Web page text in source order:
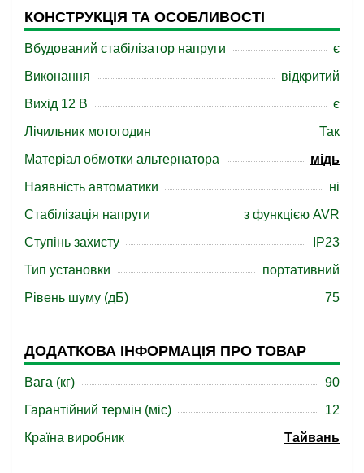
КОНСТРУКЦІЯ ТА ОСОБЛИВОСТІ
Вбудований стабілізатор напруги
є
Виконання
відкритий
Вихід 12 В
є
Лічильник мотогодин
Так
Матеріал обмотки альтернатора
мідь
Наявність автоматики
ні
Стабілізація напруги
з функцією AVR
Ступінь захисту
IP23
Тип установки
портативний
Рівень шуму (дБ)
75
ДОДАТКОВА ІНФОРМАЦІЯ ПРО ТОВАР
Вага (кг)
90
Гарантійний термін (міс)
12
Країна виробник
Тайвань